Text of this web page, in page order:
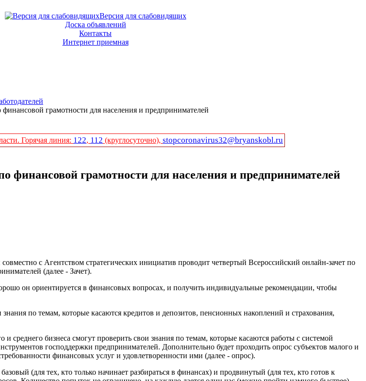
Версия для слабовидящих
Доска объявлений
Контакты
Интернет приемная
грамотности для населения и предпринимателей
Горячая линия: 122, 112 (круглосуточно), stopcoronavirus32@bryanskobl.ru
финансовой грамотности для населения и предпринимателей
с Агентством стратегических инициатив проводит четвертый Всероссийский онлайн-зачет по
(далее - Зачет).
он ориентируется в финансовых вопросах, и получить индивидуальные рекомендации, чтобы
по темам, которые касаются кредитов и депозитов, пенсионных накоплений и страхования,
среднего бизнеса смогут проверить свои знания по темам, которые касаются работы с системой
господдержки предпринимателей. Дополнительно будет проходить опрос субъектов малого и
финансовых услуг и удовлетворенности ими (далее - опрос).
(для тех, кто только начинает разбираться в финансах) и продвинутый (для тех, кто готов к